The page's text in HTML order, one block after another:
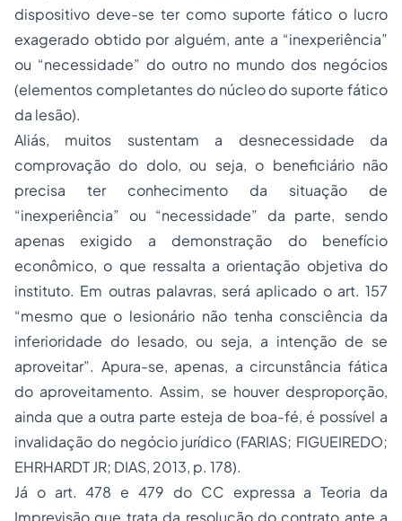
dispositivo deve-se ter como suporte fático o lucro
exagerado obtido por alguém, ante a “inexperiência”
ou “necessidade” do outro no mundo dos negócios
(elementos completantes do núcleo do suporte fático
da lesão).
Aliás, muitos sustentam a desnecessidade da
comprovação do dolo, ou seja, o beneficiário não
precisa ter conhecimento da situação de
“inexperiência” ou “necessidade” da parte, sendo
apenas exigido a demonstração do benefício
econômico, o que ressalta a orientação objetiva do
instituto. Em outras palavras, será aplicado o art. 157
“mesmo que o lesionário não tenha consciência da
inferioridade do lesado, ou seja, a intenção de se
aproveitar”. Apura-se, apenas, a circunstância fática
do aproveitamento. Assim, se houver desproporção,
ainda que a outra parte esteja de boa-fé, é possível a
invalidação do negócio jurídico (FARIAS; FIGUEIREDO;
EHRHARDT JR; DIAS, 2013, p. 178).
Já o art. 478 e 479 do CC expressa a Teoria da